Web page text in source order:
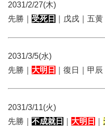
2031/2/27(木)
先勝｜ 受死日 ｜戊戌｜五
2031/3/5(水)
先勝｜ 大明日 ｜復日｜甲
2031/3/11(火)
先勝｜ 不成就日 大明日